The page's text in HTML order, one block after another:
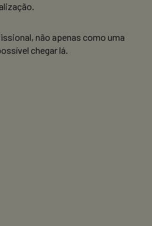
não apenas como uma
chegar lá.